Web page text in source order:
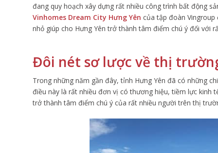
đang quy hoạch xây dựng rất nhiều công trình bất động
Vinhomes Dream City Hưng Yên của tập đoàn
nhỏ giúp cho Hưng Yên trở thành tâm điểm chú ý đối với
Đôi nét sơ lược về thị
Trong những năm gần đây, tỉnh Hưng Yên đã có những
điều này là rất nhiều đơn vị có thương hiệu, tiềm lực kinh
trở thành tâm điểm chú ý của rất nhiều người trên thị